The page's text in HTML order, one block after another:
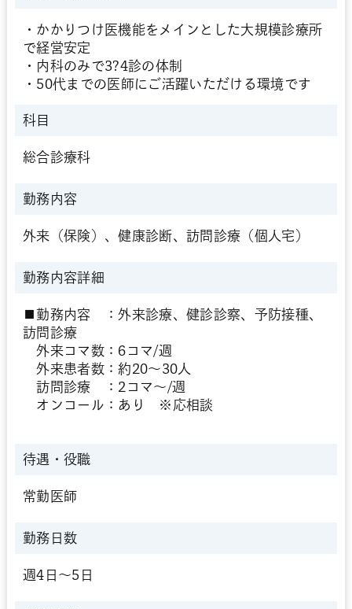
・かかりつけ医機能をメインとした大規模診療所
で経営安定
・内科のみで3?4診の体制
・50代までの医師にご活躍いただける環境です
科目
総合診療科
勤務内容
外来（保険）、健康診断、訪問診療（個人宅）
勤務内容詳細
■勤務内容 ：外来診療、健診診察、予防接種、
訪問診療
外来コマ数：6コマ/週
外来患者数：約20～30人
訪問診療 ：2コマ～/週
オンコール：あり ※応相談
待遇・役職
常勤医師
勤務日数
週4日～5日